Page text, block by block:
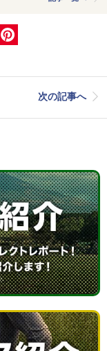
次の記事へ